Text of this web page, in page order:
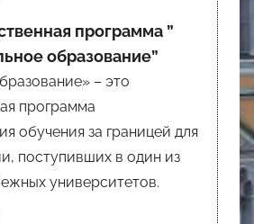
программа ”
образование”
– это
программа
обучения за границей для
поступивших в один из
университетов.